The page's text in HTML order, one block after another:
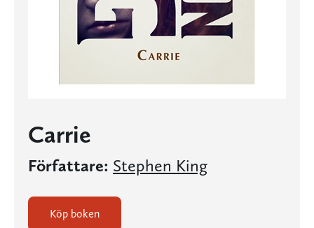
Carrie
Författare: Stephen King
Köp boken